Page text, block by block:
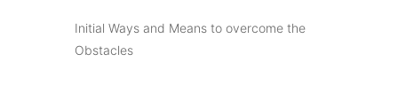
Initial Ways and Means to overcome the
Obstacles